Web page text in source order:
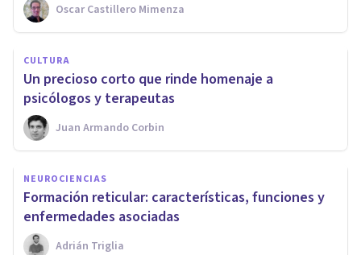
Oscar Castillero Mimenza
CULTURA
Un precioso corto que rinde homenaje a
psicólogos y terapeutas
Juan Armando Corbin
NEUROCIENCIAS
​Formación reticular: características, funciones y
enfermedades asociadas
Adrián Triglia